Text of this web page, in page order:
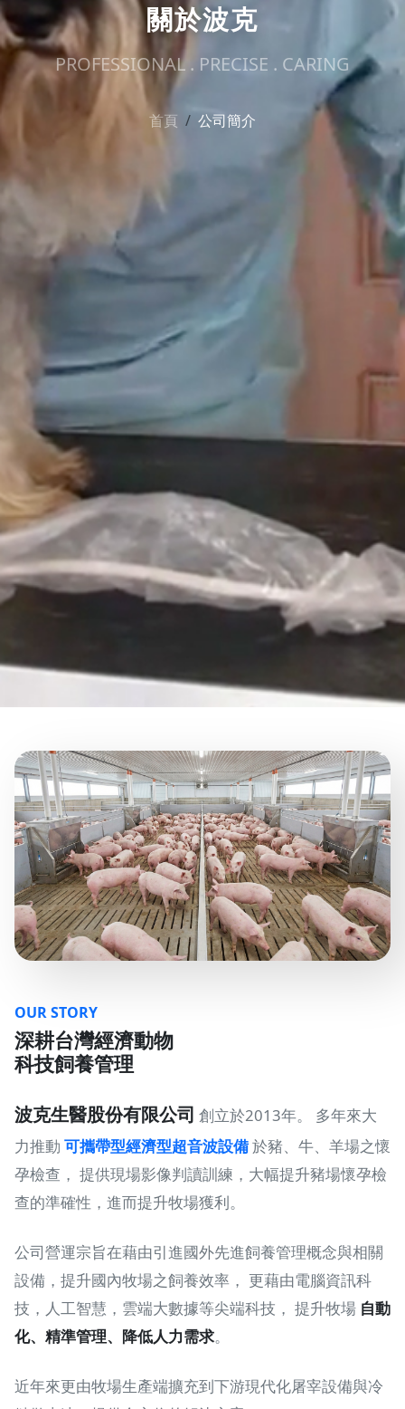
關於波克
PROFESSIONAL . PRECISE . CARING
首頁 公司簡介
2013
OUR STORY
深耕台灣經濟動物
科技飼養管理
波克生醫股份有限公司 創立於2013年。 多年來大
力推動 可攜帶型經濟型超音波設備於豬、牛、羊場之懷
孕檢查， 提供現場影像判讀訓練，大幅提升豬場懷孕檢
查的準確性，進而提升牧場獲利。
公司營運宗旨在藉由引進國外先進飼養管理概念與相關
設備，提升國內牧場之飼養效率， 更藉由電腦資訊科
技，人工智慧，雲端大數據等尖端科技， 提升牧場 自動
化、精準管理、降低人力需求。
近年來更由牧場生產端擴充到下游現代化屠宰設備與冷